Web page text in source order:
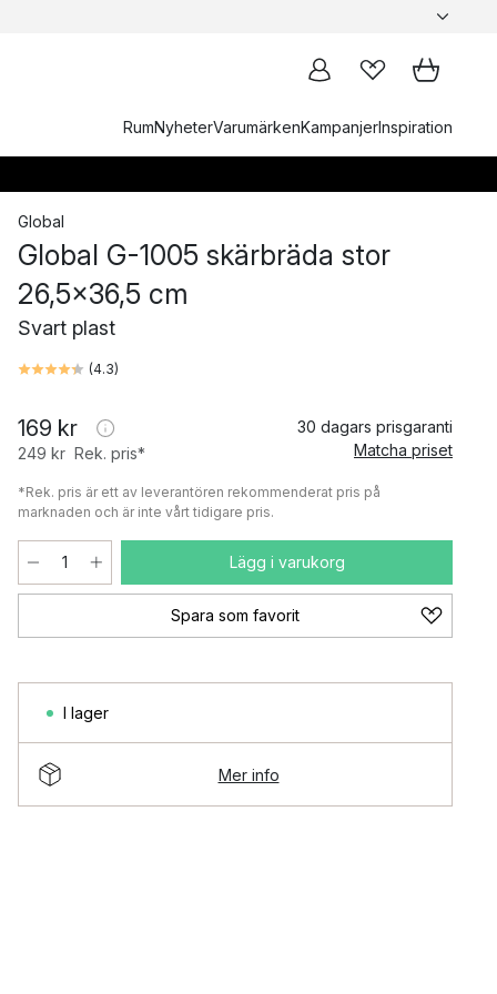
RumNyheterVarumärkenKampanjerInspiration
Global
Global G-1005 skärbräda stor
26,5x36,5 cm
Svart plast
(4.3)
169 kr
249 kr Rek. pris*
30 dagars prisgaranti
Matcha priset
*Rek. pris är ett av leverantören rekommenderat pris på
marknaden och är inte vårt tidigare pris.
Lägg i varukorg
Spara som favorit
I lager
Mer info